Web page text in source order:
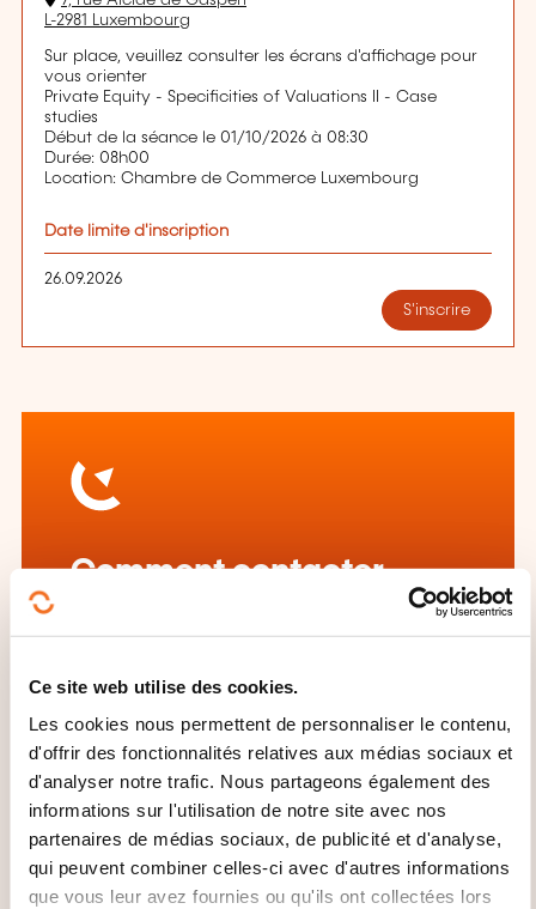
Ce site web utilise des cookies.
Les cookies nous permettent de personnaliser le contenu,
d'offrir des fonctionnalités relatives aux médias sociaux et
d'analyser notre trafic. Nous partageons également des
informations sur l'utilisation de notre site avec nos
partenaires de médias sociaux, de publicité et d'analyse,
qui peuvent combiner celles-ci avec d'autres informations
que vous leur avez fournies ou qu'ils ont collectées lors
L-2981 Luxembourg
Sur place, veuillez consulter les écrans d'affichage pour
vous orienter
Private Equity - Specificities of Valuations II - Case
studies
Début de la séance le 01/10/2026 à 08:30
Durée: 08h00
Location: Chambre de Commerce Luxembourg
Date limite d'inscription
26.09.2026
S'inscrire
Comment contacter
l’organisme de formation
customer@houseoftraining.lu
+352 46 50 16 1
En savoir plus sur l’organisme de
formation: House of Training